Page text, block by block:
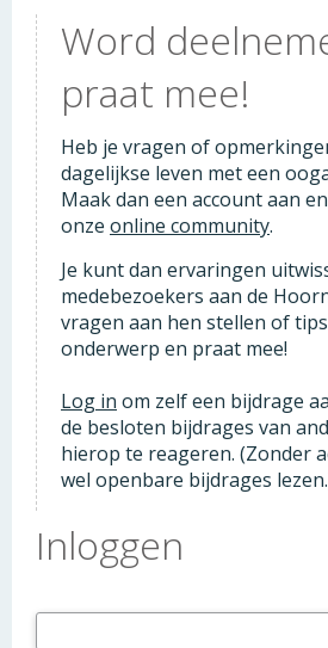
Word
praat mee!
Heb je vragen of
dagelijkse leven met een
Maak dan een account aan
onze online community.
Je kunt dan ervaringen
medebezoekers aan de
vragen aan hen stellen of
onderwerp en praat mee!
Log in om zelf een bijdrage
de besloten bijdrages van
hierop te reageren. (Zonder
wel openbare bijdrages
Inloggen